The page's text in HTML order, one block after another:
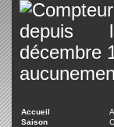
Accueil
Saison